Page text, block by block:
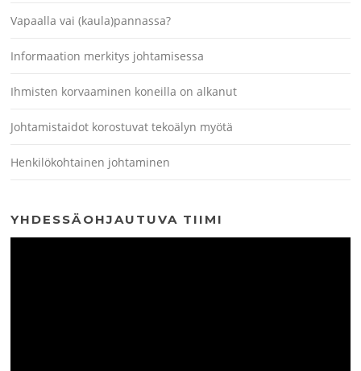
Vapaalla vai (kaula)pannassa?
Informaation merkitys johtamisessa
Ihmisten korvaaminen koneilla on alkanut
Johtamistaidot korostuvat tekoälyn myötä
Henkilökohtainen johtaminen
YHDESSÄOHJAUTUVA TIIMI